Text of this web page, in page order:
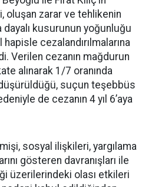
oluşan zarar ve tehlikenin
dayalı kusurunun yoğunluğu
cezalandırılmalarına
Verilen cezanın mağdurun
alınarak 1/7 oranında
düşürüldüğü, suçun teşebbüs
de cezanın 4 yıl 6’aya
sosyal ilişkileri, yargılama
gösteren davranışları ile
üzerilerindeki olası etkileri